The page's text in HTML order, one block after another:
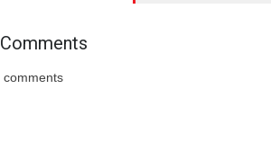
Comments
comments